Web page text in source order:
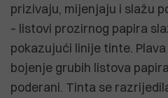
prizivaju, mijenjaju i slažu
– listovi prozirnog papira
pokazujući linije tinte.
bojenje grubih listova
poderani. Tinta se